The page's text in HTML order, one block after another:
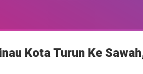
Kota Turun Ke